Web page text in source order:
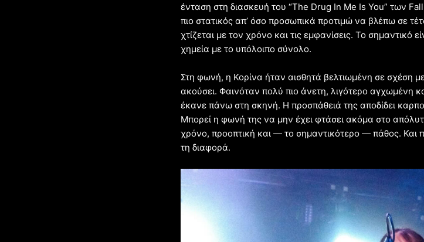
ένταση στη διασκευή του “The Drug In Me Is You” των
πιο στατικός απ’ όσο προσωπικά προτιμώ να βλέπω σε
χτίζεται με τον χρόνο και τις εμφανίσεις. Το σημαντικό
χημεία με το υπόλοιπο σύνολο.
Στη φωνή, η Κορίνα ήταν αισθητά βελτιωμένη σε σχέση
ακούσει. Φαινόταν πολύ πιο άνετη, λιγότερο αγχωμένη
έκανε πάνω στη σκηνή. Η προσπάθειά της αποδίδει
Μπορεί η φωνή της να μην έχει φτάσει ακόμα στο
χρόνο, προοπτική και — το σημαντικότερο — πάθος. Και
τη διαφορά.